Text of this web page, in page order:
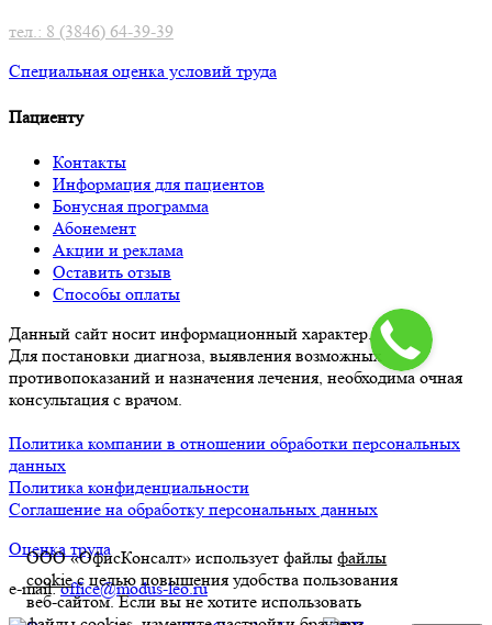
тел.: 8 (3846) 64-39-39
Специальная оценка условий труда
Пациенту
Контакты
Информация для пациентов
Бонусная программа
Абонемент
Акции и реклама
Оставить отзыв
Способы оплаты
Данный сайт носит информационный характер.
Для постановки диагноза, выявления возможных
противопоказаний и назначения лечения, необходима очная
консультация с врачом.
Политика компании в отношении обработки персональных
данных
Политика конфиденциальности
Соглашение на обработку персональных данных
Оценка труда
e-mail:office@modus-leo.ru
ООО «ОфисКонсалт» использует файлыфайлы
cookieс целью повышения удобства пользования
веб-сайтом. Если вы не хотите использовать